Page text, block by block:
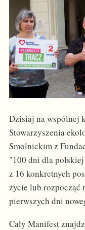
Dzisiaj na wspólnej
Stowarzyszenia
Smolnickim z
"100 dni dla
z 16 konkretnych
życie lub rozpocząć
pierwszych dni
Cały Manifest